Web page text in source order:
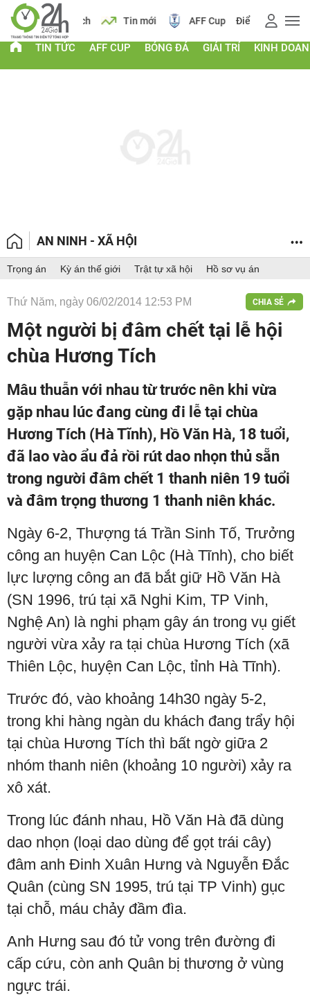
Lịch Tin mới AFF Cup Điểm chuẩn 2026
TIN TỨC AFF CUP BÓNG ĐÁ GIẢI TRÍ KINH
AN NINH - XÃ HỘI
Trọng án Kỳ án thế giới Trật tự xã hội Hồ sơ vụ án
Thứ Năm, ngày 06/02/2014 12:53 PM CHIA SẺ
Một người bị đâm chết tại lễ hội
chùa Hương Tích
Mâu thuẫn với nhau từ trước nên khi vừa
gặp nhau lúc đang cùng đi lễ tại chùa
Hương Tích (Hà Tĩnh), Hồ Văn Hà, 18 tuổi,
đã lao vào ẩu đả rồi rút dao nhọn thủ sẵn
trong người đâm chết 1 thanh niên 19 tuổi
và đâm trọng thương 1 thanh niên khác.
Ngày 6-2, Thượng tá Trần Sinh Tố, Trưởng
công an huyện Can Lộc (Hà Tĩnh), cho biết
lực lượng công an đã bắt giữ Hồ Văn Hà
(SN 1996, trú tại xã Nghi Kim, TP Vinh,
Nghệ An) là nghi phạm gây án trong vụ giết
người vừa xảy ra tại chùa Hương Tích (xã
Thiên Lộc, huyện Can Lộc, tỉnh Hà Tĩnh).
Trước đó, vào khoảng 14h30 ngày 5-2,
trong khi hàng ngàn du khách đang trẩy hội
tại chùa Hương Tích thì bất ngờ giữa 2
nhóm thanh niên (khoảng 10 người) xảy ra
xô xát.
Trong lúc đánh nhau, Hồ Văn Hà đã dùng
dao nhọn (loại dao dùng để gọt trái cây)
đâm anh Đinh Xuân Hưng và Nguyễn Đắc
Quân (cùng SN 1995, trú tại TP Vinh) gục
tại chỗ, máu chảy đầm đìa.
Anh Hưng sau đó tử vong trên đường đi
cấp cứu, còn anh Quân bị thương ở vùng
ngực trái.